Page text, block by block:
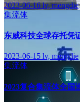
2023-06-16lv, mengdie
集流体
东威科技全球存托凭
2023-06-15 lv, mengdie
集流体
2023复合集流体全国